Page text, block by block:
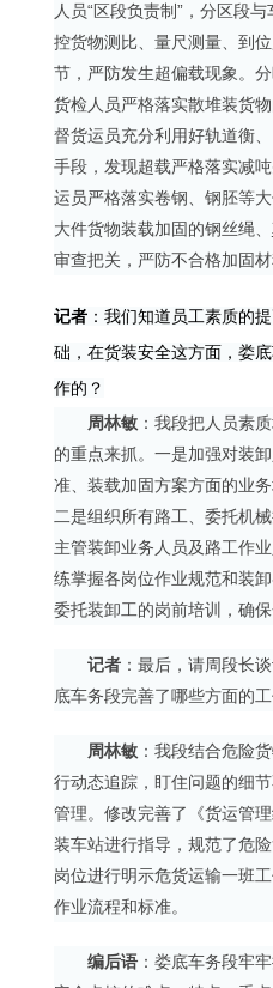
人员“区段负责制”，分区段
控货物测比、量尺测量、到
节，严防发生超偏载现象。
货检人员严格落实散堆装货
督货运员充分利用好轨道衡
手段，发现超载严格落实减
运员严格落实卷钢、钢胚等
大件货物装载加固的钢丝绳、
审查把关，严防不合格加固材
记者：我们知道员工素质的
础，在货装安全这方面，娄
作的？
周林敏：我段把人员素
的重点来抓。一是加强对装
准、装载加固方案方面的业
二是组织所有路工、委托机
主管装卸业务人员及路工作
练掌握各岗位作业规范和装
委托装卸工的岗前培训，确保
记者：最后，请周段长
底车务段完善了哪些方面的工
周林敏：我段结合危险
行动态追踪，盯住问题的细
管理。修改完善了《货运管
装车站进行指导，规范了危
岗位进行明示危货运输一班
作业流程和标准。
编后语：娄底车务段牢